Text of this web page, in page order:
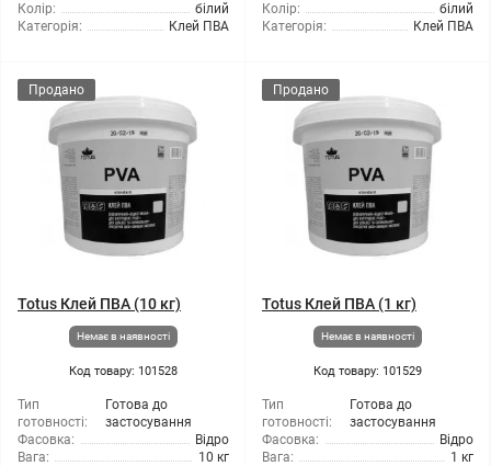
Колір:
білий
Категорія:
Клей ПВА
Колір:
білий
Категорія:
Клей ПВА
Продано
Totus Клей ПВА (10 кг)
Немає в наявності
Код товару: 101528
Тип
готовності:
Готова до
застосування
Фасовка:
Відро
Вага:
10 кг
Продано
Totus Клей ПВА (1 кг)
Немає в наявності
Код товару: 101529
Тип
готовності:
Готова до
застосування
Фасовка:
Відро
Вага:
1 кг